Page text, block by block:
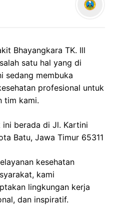
Bhayangkara TK. Ill
satu hal yang di
sedang membuka
profesional untuk
tim kami.
ini berada di Jl. Kartini
Batu, Jawa Timur 65311
kesehatan
kami
lingkungan kerja
dan inspiratif.